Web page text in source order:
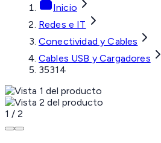
Inicio
Redes e IT
Conectividad y Cables
Cables USB y Cargadores
35314
1 / 2